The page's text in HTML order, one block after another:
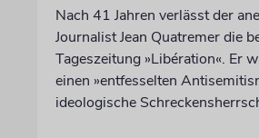
Nach 41 Jahren verlässt der
Journalist Jean Quatremer die
Tageszeitung »Libération«. Er
einen »entfesselten
ideologische